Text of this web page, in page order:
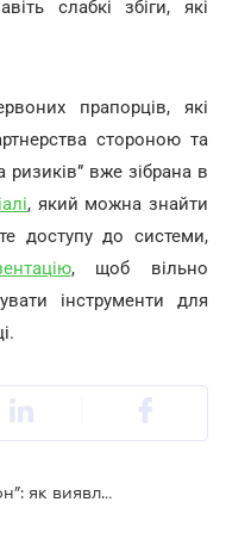
слабкі збіги, які
прапорців, які
стороною та
вже зібрана в
, який можна знайти
доступу до системи,
, щоб вільно
інструменти для
Перевірка партнерів без “сліпих зон”: як виявляти червоні прапорці за хвилини